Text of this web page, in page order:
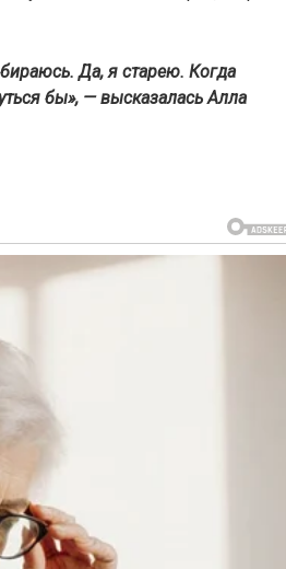
Да, я старею. Когда
бы», — высказалась Алла